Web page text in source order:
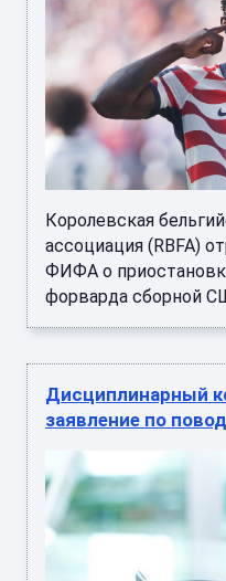
Королевская
ассоциация (RBFA)
ФИФА о
форварда сборной
Дисциплинарный
заявление по